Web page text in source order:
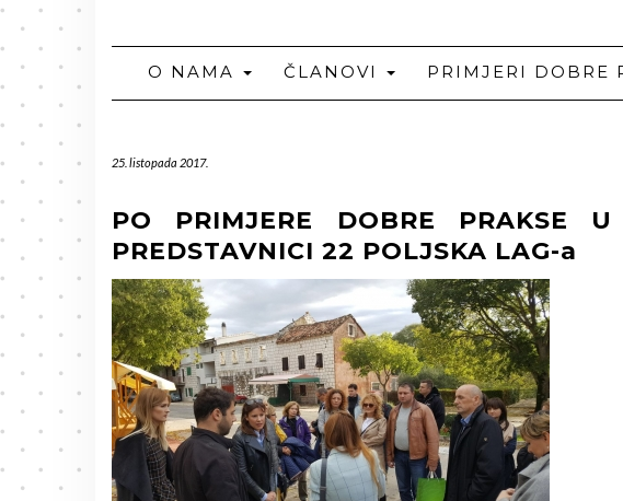
O NAMA ČLANOVI PRIMJERI DOBRE
25. listopada 2017.
PO PRIMJERE DOBRE PRAKSE
PREDSTAVNICI 22 POLJSKA LAG-a